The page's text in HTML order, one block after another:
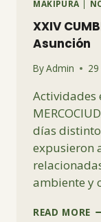
MAKIPURA |
XXIV
Asunción
ByAdmin
Actividades
días
expusieron
ambiente y
READ MORE